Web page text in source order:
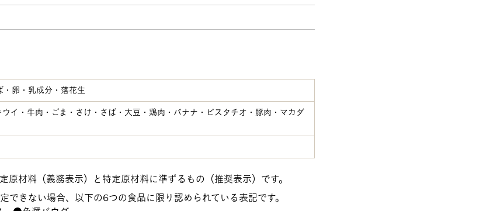
・卵・乳成分・落花生
イ・牛肉・ごま・さけ・さば・大豆・鶏肉・バナナ・ピスタチオ・豚肉・マカダ
材料（義務表示）と特定原材料に準ずるもの（推奨表示）です。
できない場合、以下の6つの食品に限り認められている表記です。